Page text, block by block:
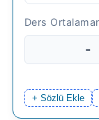
-
+ Sözlü Ekle